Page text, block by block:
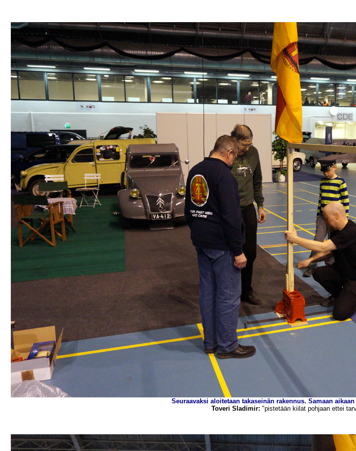
Seuraavaksi aloitetaan takaseinän rakennus. Samaan
Toveri Sladimir: "pistetään kiilat pohjaan ettei